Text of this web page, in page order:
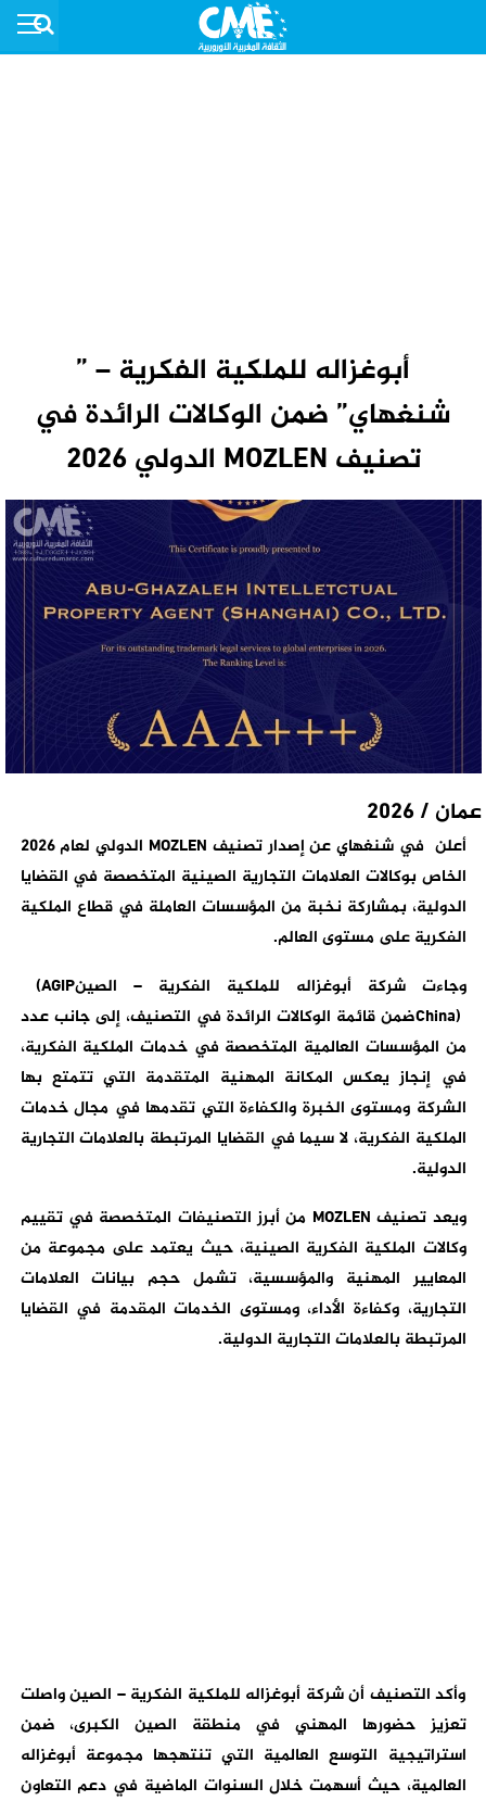
أبوغزاله للملكية الفكرية – ”
شنغهاي” ضمن الوكالات الرائدة في
تصنيف MOZLEN الدولي 2026
عمان / 2026
أعلن في شنغهاي عن إصدار تصنيف MOZLEN
الدولي لعام 2026
الخاص بوكالات العلامات التجارية الصينية المتخصصة في القضايا
الدولية، بمشاركة نخبة من المؤسسات العاملة في قطاع الملكية
الفكرية على مستوى العالم.
وجاءت شركة أبوغزاله للملكية الفكرية – الصين(AGIP
China)ضمن قائمة الوكالات الرائدة في التصنيف، إلى جانب عدد
من المؤسسات العالمية المتخصصة في خدمات الملكية الفكرية،
في إنجاز يعكس المكانة المهنية المتقدمة التي تتمتع بها
الشركة ومستوى الخبرة والكفاءة التي تقدمها في مجال خدمات
الملكية الفكرية، لا سيما في القضايا المرتبطة بالعلامات التجارية
الدولية.
ويعد تصنيفMOZLEN من أبرز التصنيفات المتخصصة في تقييم
وكالات الملكية الفكرية الصينية، حيث يعتمد على مجموعة من
المعايير المهنية والمؤسسية، تشمل حجم بيانات العلامات
التجارية، وكفاءة الأداء، ومستوى الخدمات المقدمة في القضايا
المرتبطة بالعلامات التجارية الدولية.
وأكد التصنيف أن شركة أبوغزاله للملكية الفكرية – الصين واصلت
تعزيز حضورها المهني في منطقة الصين الكبرى، ضمن
استراتيجية التوسع العالمية التي تنتهجها مجموعة أبوغزاله
العالمية، حيث أسهمت خلال السنوات الماضية في دعم التعاون